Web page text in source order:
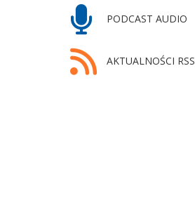
PODCAST AUDIO
AKTUALNOŚCI RSS